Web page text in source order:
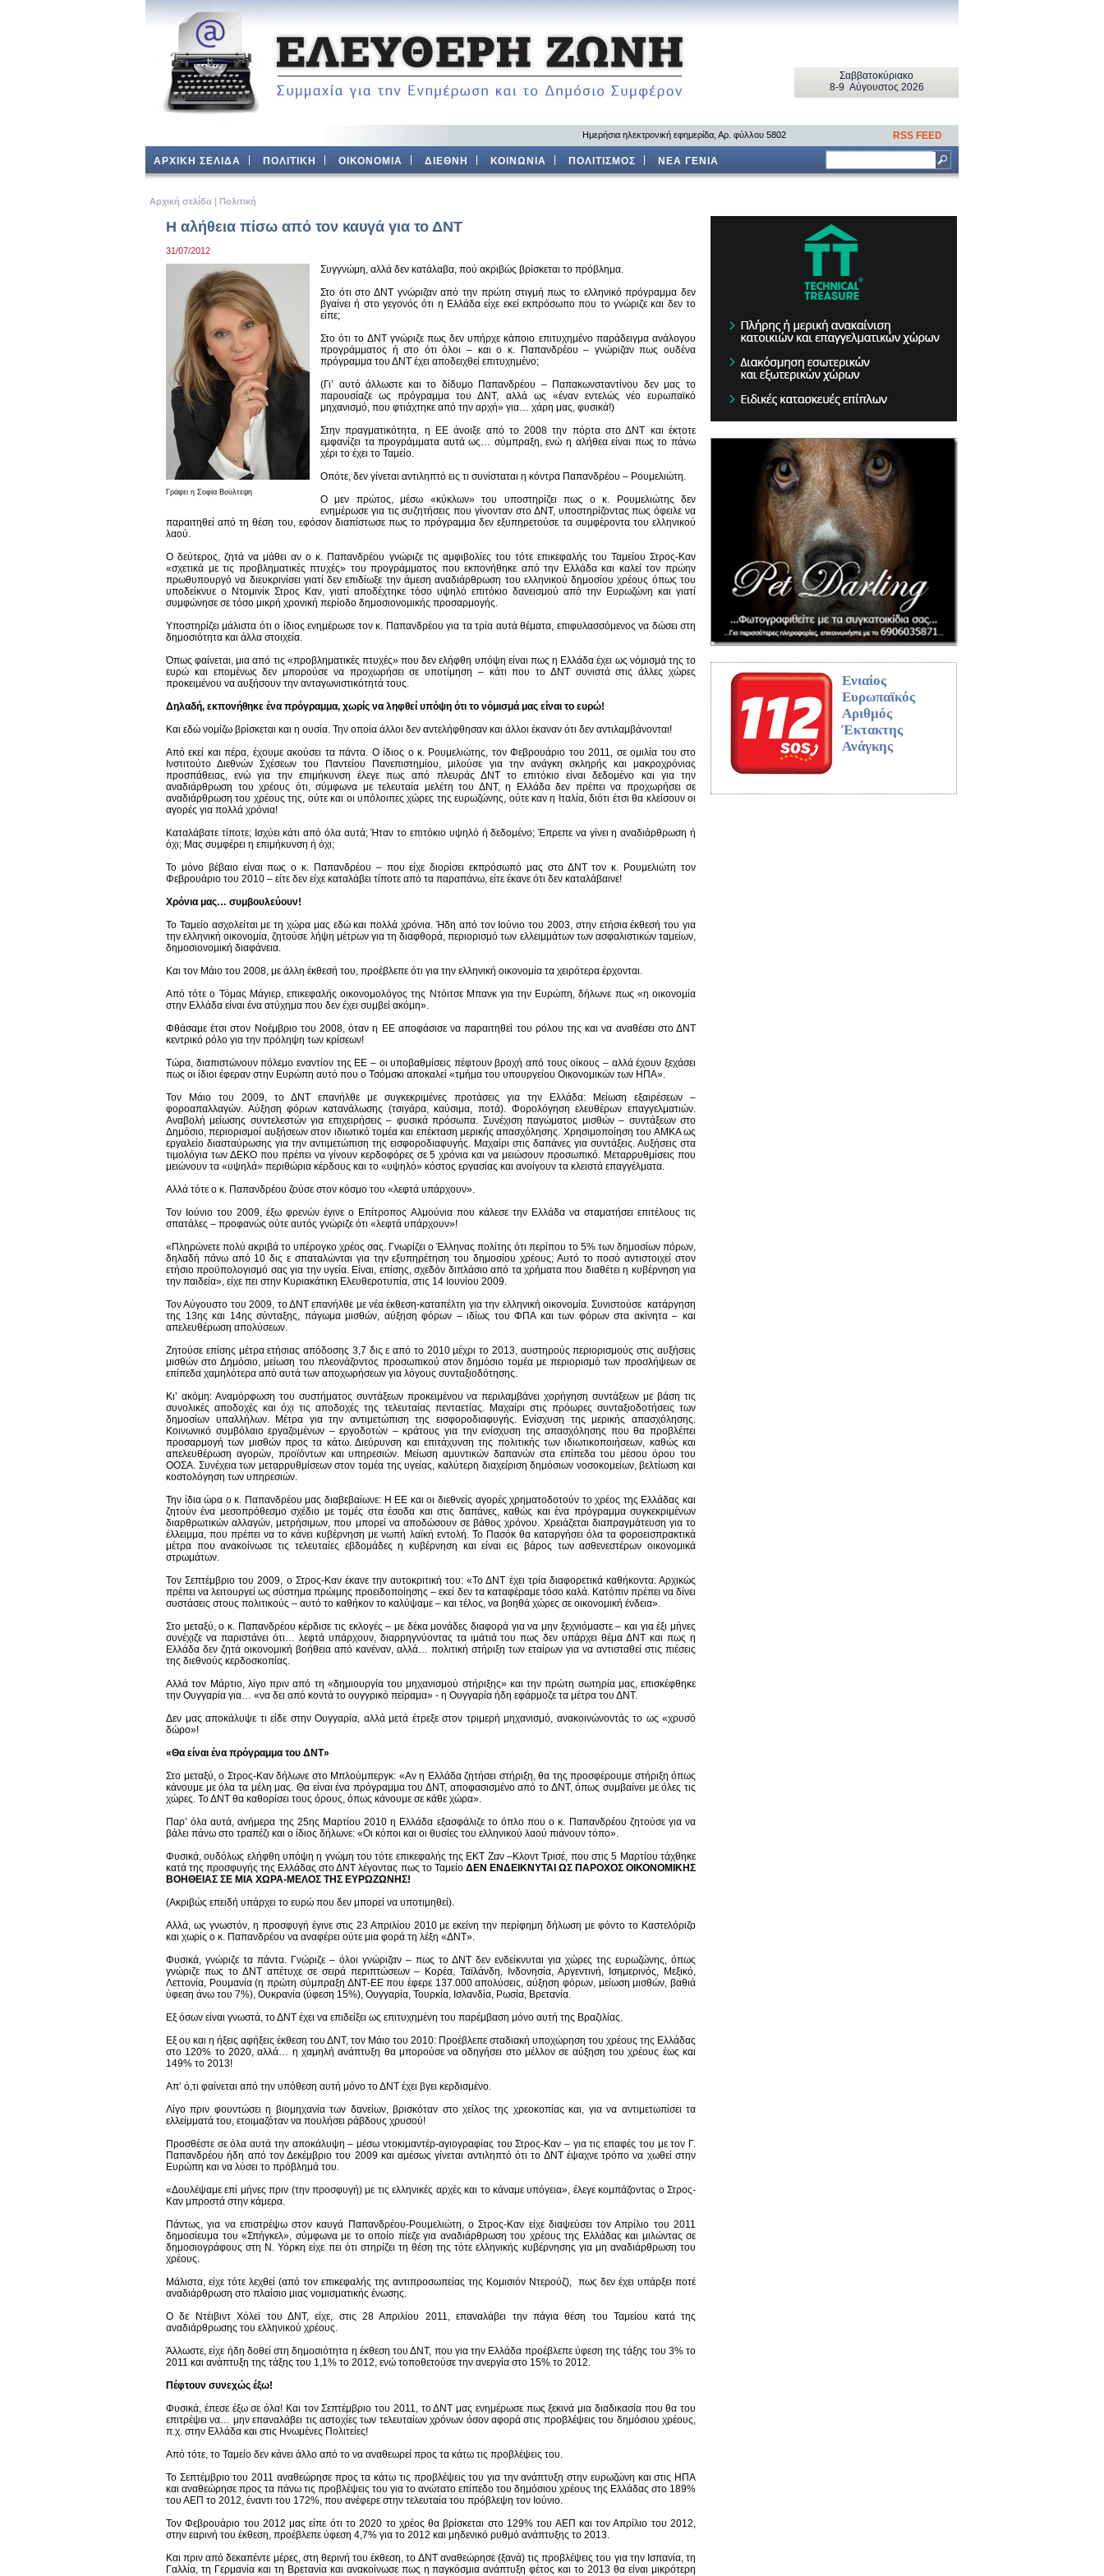
Σαββατοκύριακo
8-9 Αύγουστος 2026
Ημερήσια ηλεκτρονική εφημερίδα, Αρ. φύλλου 5802 RSS FEED
ΑΡΧΙΚΗ ΣΕΛΙΔΑ ΠΟΛΙΤΙΚΗ ΟΙΚΟΝΟΜΙΑ ΔΙΕΘΝΗ ΚΟΙΝΩΝΙΑ ΠΟΛΙΤΙΣΜΟΣ ΝΕΑ ΓΕΝΙΑ
Aρχική σελίδα | Πολιτική
Η αλήθεια πίσω από τον καυγά για το ΔΝΤ
31/07/2012
Γράφει η Σοφία Βούλτεψη
Συγγνώμη, αλλά δεν κατάλαβα, πού ακριβώς βρίσκεται το πρόβλημα.
Στο ότι στο ΔΝΤ γνώριζαν από την πρώτη στιγμή πως το ελληνικό πρόγραμμα δεν
βγαίνει ή στο γεγονός ότι η Ελλάδα είχε εκεί εκπρόσωπο που το γνώριζε και δεν το
είπε;
Στο ότι το ΔΝΤ γνώριζε πως δεν υπήρχε κάποιο επιτυχημένο παράδειγμα ανάλογου
προγράμματος ή στο ότι όλοι – και ο κ. Παπανδρέου – γνώριζαν πως ουδένα
πρόγραμμα του ΔΝΤ έχει αποδειχθεί επιτυχημένο;
(Γι’ αυτό άλλωστε και το δίδυμο Παπανδρέου – Παπακωνσταντίνου δεν μας το
παρουσίαζε ως πρόγραμμα του ΔΝΤ, αλλά ως «έναν εντελώς νέο ευρωπαϊκό
μηχανισμό, που φτιάχτηκε από την αρχή» για… χάρη μας, φυσικά!)
Στην πραγματικότητα, η ΕΕ άνοιξε από το 2008 την πόρτα στο ΔΝΤ και έκτοτε
εμφανίζει τα προγράμματα αυτά ως… σύμπραξη, ενώ η αλήθεα είναι πως το πάνω
χέρι το έχει το Ταμείο.
Οπότε, δεν γίνεται αντιληπτό εις τι συνίσταται η κόντρα Παπανδρέου – Ρουμελιώτη.
Ο μεν πρώτος, μέσω «κύκλων» του υποστηρίζει πως ο κ. Ρουμελιώτης δεν
ενημέρωσε για τις συζητήσεις που γίνονταν στο ΔΝΤ, υποστηρίζοντας πως όφειλε να
παραιτηθεί από τη θέση του, εφόσον διαπίστωσε πως το πρόγραμμα δεν εξυπηρετούσε τα συμφέροντα του ελληνικού
λαού.
Ο δεύτερος, ζητά να μάθει αν ο κ. Παπανδρέου γνώριζε τις αμφιβολίες του τότε επικεφαλής του Ταμείου Στρος-Καν
«σχετικά με τις προβληματικές πτυχές» του προγράμματος που εκπονήθηκε από την Ελλάδα και καλεί τον πρώην
πρωθυπουργό να διευκρινίσει γιατί δεν επιδίωξε την άμεση αναδιάρθρωση του ελληνικού δημοσίου χρέους όπως του
υποδείκνυε ο Ντομινίκ Στρος Καν, γιατί αποδέχτηκε τόσο υψηλό επιτόκιο δανεισμού από την Ευρωζώνη και γιατί
συμφώνησε σε τόσο μικρή χρονική περίοδο δημοσιονομικής προσαρμογής.
Υποστηρίζει μάλιστα ότι ο ίδιος ενημέρωσε τον κ. Παπανδρέου για τα τρία αυτά θέματα, επιφυλασσόμενος να δώσει στη
δημοσιότητα και άλλα στοιχεία.
Όπως φαίνεται, μια από τις «προβληματικές πτυχές» που δεν ελήφθη υπόψη είναι πως η Ελλάδα έχει ως νόμισμά της το
ευρώ και επομένως δεν μπορούσε να προχωρήσει σε υποτίμηση – κάτι που το ΔΝΤ συνιστά στις άλλες χώρες
προκειμένου να αυξήσουν την ανταγωνιστικότητά τους.
Δηλαδή, εκπονήθηκε ένα πρόγραμμα, χωρίς να ληφθεί υπόψη ότι το νόμισμά μας είναι το ευρώ!
Και εδώ νομίζω βρίσκεται και η ουσία. Την οποία άλλοι δεν αντελήφθησαν και άλλοι έκαναν ότι δεν αντιλαμβάνονται!
Από εκεί και πέρα, έχουμε ακούσει τα πάντα. Ο ίδιος ο κ. Ρουμελιώτης, τον Φεβρουάριο του 2011, σε ομιλία του στο
Ινστιτούτο Διεθνών Σχέσεων του Παντείου Πανεπιστημίου, μιλούσε για την ανάγκη σκληρής και μακροχρόνιας
προσπάθειας, ενώ για την επιμήκυνση έλεγε πως από πλευράς ΔΝΤ το επιτόκιο είναι δεδομένο και για την
αναδιάρθρωση του χρέους ότι, σύμφωνα με τελευταία μελέτη του ΔΝΤ, η Ελλάδα δεν πρέπει να προχωρήσει σε
αναδιάρθρωση του χρέους της, ούτε και οι υπόλοιπες χώρες της ευρωζώνης, ούτε καν η Ιταλία, διότι έτσι θα κλείσουν οι
αγορές για πολλά χρόνια!
Καταλάβατε τίποτε; Ισχύει κάτι από όλα αυτά; Ήταν το επιτόκιο υψηλό ή δεδομένο; Έπρεπε να γίνει η αναδιάρθρωση ή
όχι; Μας συμφέρει η επιμήκυνση ή όχι;
Το μόνο βέβαιο είναι πως ο κ. Παπανδρέου – που είχε διορίσει εκπρόσωπό μας στο ΔΝΤ τον κ. Ρουμελιώτη τον
Φεβρουάριο του 2010 – είτε δεν είχε καταλάβει τίποτε από τα παραπάνω, είτε έκανε ότι δεν καταλάβαινε!
Χρόνια μας… συμβουλεύουν!
Το Ταμείο ασχολείται με τη χώρα μας εδώ και πολλά χρόνια. Ήδη από τον Ιούνιο του 2003, στην ετήσια έκθεσή του για
την ελληνική οικονομία, ζητούσε λήψη μέτρων για τη διαφθορά, περιορισμό των ελλειμμάτων των ασφαλιστικών ταμείων,
δημοσιονομική διαφάνεια.
Και τον Μάιο του 2008, με άλλη έκθεσή του, προέβλεπε ότι για την ελληνική οικονομία τα χειρότερα έρχονται.
Από τότε ο Τόμας Μάγιερ, επικεφαλής οικονομολόγος της Ντόιτσε Μπανκ για την Ευρώπη, δήλωνε πως «η οικονομία
στην Ελλάδα είναι ένα ατύχημα που δεν έχει συμβεί ακόμη».
Φθάσαμε έτσι στον Νοέμβριο του 2008, όταν η ΕΕ αποφάσισε να παραιτηθεί του ρόλου της και να αναθέσει στο ΔΝΤ
κεντρικό ρόλο για την πρόληψη των κρίσεων!
Τώρα, διαπιστώνουν πόλεμο εναντίον της ΕΕ – οι υποβαθμίσεις πέφτουν βροχή από τους οίκους – αλλά έχουν ξεχάσει
πως οι ίδιοι έφεραν στην Ευρώπη αυτό που ο Τσόμσκι αποκαλεί «τμήμα του υπουργείου Οικονομικών των ΗΠΑ».
Τον Μάιο του 2009, το ΔΝΤ επανήλθε με συγκεκριμένες προτάσεις για την Ελλάδα: Μείωση εξαιρέσεων –
φοροαπαλλαγών. Αύξηση φόρων κατανάλωσης (τσιγάρα, καύσιμα, ποτά). Φορολόγηση ελευθέρων επαγγελματιών.
Αναβολή μείωσης συντελεστών για επιχειρήσεις – φυσικά πρόσωπα. Συνέχιση παγώματος μισθών – συντάξεων στο
Δημόσιο, περιορισμοί αυξήσεων στον ιδιωτικό τομέα και επέκταση μερικής απασχόλησης. Χρησιμοποίηση του ΑΜΚΑ ως
εργαλείο διασταύρωσης για την αντιμετώπιση της εισφοροδιαφυγής. Μαχαίρι στις δαπάνες για συντάξεις. Αυξήσεις στα
τιμολόγια των ΔΕΚΟ που πρέπει να γίνουν κερδοφόρες σε 5 χρόνια και να μειώσουν προσωπικό. Μεταρρυθμίσεις που
μειώνουν τα «υψηλά» περιθώρια κέρδους και το «υψηλό» κόστος εργασίας και ανοίγουν τα κλειστά επαγγέλματα.
Αλλά τότε ο κ. Παπανδρέου ζούσε στον κόσμο του «λεφτά υπάρχουν».
Τον Ιούνιο του 2009, έξω φρενών έγινε ο Επίτροπος Αλμούνια που κάλεσε την Ελλάδα να σταματήσει επιτέλους τις
σπατάλες – προφανώς ούτε αυτός γνώριζε ότι «λεφτά υπάρχουν»!
«Πληρώνετε πολύ ακριβά το υπέρογκο χρέος σας. Γνωρίζει ο Έλληνας πολίτης ότι περίπου το 5% των δημοσίων πόρων,
δηλαδή πάνω από 10 δις ε σπαταλώνται για την εξυπηρέτηση του δημοσίου χρέους; Αυτό το ποσό αντιστοιχεί στον
ετήσιο προϋπολογισμό σας για την υγεία. Είναι, επίσης, σχεδόν διπλάσιο από τα χρήματα που διαθέτει η κυβέρνηση για
την παιδεία», είχε πει στην Κυριακάτικη Ελευθεροτυπία, στις 14 Ιουνίου 2009.
Τον Αύγουστο του 2009, το ΔΝΤ επανήλθε με νέα έκθεση-καταπέλτη για την ελληνική οικονομία. Συνιστούσε κατάργηση
της 13ης και 14ης σύνταξης, πάγωμα μισθών, αύξηση φόρων – ιδίως του ΦΠΑ και των φόρων στα ακίνητα – και
απελευθέρωση απολύσεων.
Ζητούσε επίσης μέτρα ετήσιας απόδοσης 3,7 δις ε από το 2010 μέχρι το 2013, αυστηρούς περιορισμούς στις αυξήσεις
μισθών στο Δημόσιο, μείωση του πλεονάζοντος προσωπικού στον δημόσιο τομέα με περιορισμό των προσλήψεων σε
επίπεδα χαμηλότερα από αυτά των αποχωρήσεων για λόγους συνταξιοδότησης.
Κι’ ακόμη: Αναμόρφωση του συστήματος συντάξεων προκειμένου να περιλαμβάνει χορήγηση συντάξεων με βάση τις
συνολικές αποδοχές και όχι τις αποδοχές της τελευταίας πενταετίας. Μαχαίρι στις πρόωρες συνταξιοδοτήσεις των
δημοσίων υπαλλήλων. Μέτρα για την αντιμετώπιση της εισφοροδιαφυγής. Ενίσχυση της μερικής απασχόλησης.
Κοινωνικό συμβόλαιο εργαζομένων – εργοδοτών – κράτους για την ενίσχυση της απασχόλησης που θα προβλέπει
προσαρμογή των μισθών προς τα κάτω. Διεύρυνση και επιτάχυνση της πολιτικής των ιδιωτικοποιήσεων, καθώς και
απελευθέρωση αγορών, προϊόντων και υπηρεσιών. Μείωση αμυντικών δαπανών στα επίπεδα του μέσου όρου του
ΟΟΣΑ. Συνέχεια των μεταρρυθμίσεων στον τομέα της υγείας, καλύτερη διαχείριση δημόσιων νοσοκομείων, βελτίωση και
κοστολόγηση των υπηρεσιών.
Την ίδια ώρα ο κ. Παπανδρέου μας διαβεβαίωνε: Η ΕΕ και οι διεθνείς αγορές χρηματοδοτούν το χρέος της Ελλάδας και
ζητούν ένα μεσοπρόθεσμο σχέδιο με τομές στα έσοδα και στις δαπάνες, καθώς και ένα πρόγραμμα συγκεκριμένων
διαρθρωτικών αλλαγών, μετρήσιμων, που μπορεί να αποδώσουν σε βάθος χρόνου. Χρειάζεται διαπραγμάτευση για το
έλλειμμα, που πρέπει να το κάνει κυβέρνηση με νωπή λαϊκή εντολή. Το Πασόκ θα καταργήσει όλα τα φοροεισπρακτικά
μέτρα που ανακοίνωσε τις τελευταίες εβδομάδες η κυβέρνηση και είναι εις βάρος των ασθενεστέρων οικονομικά
στρωμάτων.
Τον Σεπτέμβριο του 2009, ο Στρος-Καν έκανε την αυτοκριτική του: «Το ΔΝΤ έχει τρία διαφορετικά καθήκοντα. Αρχικώς
πρέπει να λειτουργεί ως σύστημα πρώιμης προειδοποίησης – εκεί δεν τα καταφέραμε τόσο καλά. Κατόπιν πρέπει να δίνει
συστάσεις στους πολιτικούς – αυτό το καθήκον το καλύψαμε – και τέλος, να βοηθά χώρες σε οικονομική ένδεια».
Στο μεταξύ, ο κ. Παπανδρέου κέρδισε τις εκλογές – με δέκα μονάδες διαφορά για να μην ξεχνιόμαστε – και για έξι μήνες
συνέχιζε να παριστάνει ότι… λεφτά υπάρχουν, διαρρηγνύοντας τα ιμάτιά του πως δεν υπάρχει θέμα ΔΝΤ και πως η
Ελλάδα δεν ζητά οικονομική βοήθεια από κανέναν, αλλά… πολιτική στήριξη των εταίρων για να αντισταθεί στις πιέσεις
της διεθνούς κερδοσκοπίας.
Αλλά τον Μάρτιο, λίγο πριν από τη «δημιουργία του μηχανισμού στήριξης» και την πρώτη σωτηρία μας, επισκέφθηκε
την Ουγγαρία για… «να δει από κοντά το ουγγρικό πείραμα» - η Ουγγαρία ήδη εφάρμοζε τα μέτρα του ΔΝΤ.
Δεν μας αποκάλυψε τι είδε στην Ουγγαρία, αλλά μετά έτρεξε στον τριμερή μηχανισμό, ανακοινώνοντάς το ως «χρυσό
δώρο»!
«Θα είναι ένα πρόγραμμα του ΔΝΤ»
Στο μεταξύ, ο Στρος-Καν δήλωνε στο Μπλούμπεργκ: «Αν η Ελλάδα ζητήσει στήριξη, θα της προσφέρουμε στήριξη όπως
κάνουμε με όλα τα μέλη μας. Θα είναι ένα πρόγραμμα του ΔΝΤ, αποφασισμένο από το ΔΝΤ, όπως συμβαίνει με όλες τις
χώρες. Το ΔΝΤ θα καθορίσει τους όρους, όπως κάνουμε σε κάθε χώρα».
Παρ’ όλα αυτά, ανήμερα της 25ης Μαρτίου 2010 η Ελλάδα εξασφάλιζε το όπλο που ο κ. Παπανδρέου ζητούσε για να
βάλει πάνω στο τραπέζι και ο ίδιος δήλωνε: «Οι κόποι και οι θυσίες του ελληνικού λαού πιάνουν τόπο».
Φυσικά, ουδόλως ελήφθη υπόψη η γνώμη του τότε επικεφαλής της ΕΚΤ Ζαν –Κλοντ Τρισέ, που στις 5 Μαρτίου τάχθηκε
κατά της προσφυγής της Ελλάδας στο ΔΝΤ λέγοντας πως το Ταμείο ΔΕΝ ΕΝΔΕΙΚΝΥΤΑΙ ΩΣ ΠΑΡΟΧΟΣ ΟΙΚΟΝΟΜΙΚΗΣ
ΒΟΗΘΕΙΑΣ ΣΕ ΜΙΑ ΧΩΡΑ-ΜΕΛΟΣ ΤΗΣ ΕΥΡΩΖΩΝΗΣ!
(Ακριβώς επειδή υπάρχει το ευρώ που δεν μπορεί να υποτιμηθεί).
Αλλά, ως γνωστόν, η προσφυγή έγινε στις 23 Απριλίου 2010 με εκείνη την περίφημη δήλωση με φόντο το Καστελόριζο
και χωρίς ο κ. Παπανδρέου να αναφέρει ούτε μια φορά τη λέξη «ΔΝΤ».
Φυσικά, γνώριζε τα πάντα. Γνώριζε – όλοι γνώριζαν – πως το ΔΝΤ δεν ενδείκνυται για χώρες της ευρωζώνης, όπως
γνώριζε πως το ΔΝΤ απέτυχε σε σειρά περιπτώσεων – Κορέα, Ταϊλάνδη, Ινδονησία, Αργεντινή, Ισημερινός, Μεξικό,
Λεττονία, Ρουμανία (η πρώτη σύμπραξη ΔΝΤ-ΕΕ που έφερε 137.000 απολύσεις, αύξηση φόρων, μείωση μισθών, βαθιά
ύφεση άνω του 7%), Ουκρανία (ύφεση 15%), Ουγγαρία, Τουρκία, Ισλανδία, Ρωσία, Βρετανία.
Εξ όσων είναι γνωστά, το ΔΝΤ έχει να επιδείξει ως επιτυχημένη του παρέμβαση μόνο αυτή της Βραζιλίας.
Εξ ου και η ήξεις αφήξεις έκθεση του ΔΝΤ, τον Μάιο του 2010: Προέβλεπε σταδιακή υποχώρηση του χρέους της Ελλάδας
στο 120% το 2020, αλλά… η χαμηλή ανάπτυξη θα μπορούσε να οδηγήσει στο μέλλον σε αύξηση του χρέους έως και
149% το 2013!
Απ’ ό,τι φαίνεται από την υπόθεση αυτή μόνο το ΔΝΤ έχει βγει κερδισμένο.
Λίγο πριν φουντώσει η βιομηχανία των δανείων, βρισκόταν στο χείλος της χρεοκοπίας και, για να αντιμετωπίσει τα
ελλείμματά του, ετοιμαζόταν να πουλήσει ράβδους χρυσού!
Προσθέστε σε όλα αυτά την αποκάλυψη – μέσω ντοκιμαντέρ-αγιογραφίας του Στρος-Καν – για τις επαφές του με τον Γ.
Παπανδρέου ήδη από τον Δεκέμβριο του 2009 και αμέσως γίνεται αντιληπτό ότι το ΔΝΤ έψαχνε τρόπο να χωθεί στην
Ευρώπη και να λύσει το πρόβλημά του.
«Δουλέψαμε επί μήνες πριν (την προσφυγή) με τις ελληνικές αρχές και το κάναμε υπόγεια», έλεγε κομπάζοντας ο Στρος-
Καν μπροστά στην κάμερα.
Πάντως, για να επιστρέψω στον καυγά Παπανδρέου-Ρουμελιώτη, ο Στρος-Καν είχε διαψεύσει τον Απρίλιο του 2011
δημοσίευμα του «Σπήγκελ», σύμφωνα με το οποίο πίεζε για αναδιάρθρωση του χρέους της Ελλάδας και μιλώντας σε
δημοσιογράφους στη Ν. Υόρκη είχε πει ότι στηρίζει τη θέση της τότε ελληνικής κυβέρνησης για μη αναδιάρθρωση του
χρέους.
Μάλιστα, είχε τότε λεχθεί (από τον επικεφαλής της αντιπροσωπείας της Κομισιόν Ντερούζ), πως δεν έχει υπάρξει ποτέ
αναδιάρθρωση στο πλαίσιο μιας νομισματικής ένωσης.
Ο δε Ντέιβιντ Χόλεϊ του ΔΝΤ, είχε, στις 28 Απριλίου 2011, επαναλάβει την πάγια θέση του Ταμείου κατά της
αναδιάρθρωσης του ελληνικού χρέους.
Άλλωστε, είχε ήδη δοθεί στη δημοσιότητα η έκθεση του ΔΝΤ, που για την Ελλάδα προέβλεπε ύφεση της τάξης του 3% το
2011 και ανάπτυξη της τάξης του 1,1% το 2012, ενώ τοποθετούσε την ανεργία στο 15% το 2012.
Πέφτουν συνεχώς έξω!
Φυσικά, έπεσε έξω σε όλα! Και τον Σεπτέμβριο του 2011, το ΔΝΤ μας ενημέρωσε πως ξεκινά μια διαδικασία που θα του
επιτρέψει να… μην επαναλάβει τις αστοχίες των τελευταίων χρόνων όσον αφορά στις προβλέψεις του δημόσιου χρέους,
π.χ. στην Ελλάδα και στις Ηνωμένες Πολιτείες!
Από τότε, το Ταμείο δεν κάνει άλλο από το να αναθεωρεί προς τα κάτω τις προβλέψεις του.
Το Σεπτέμβριο του 2011 αναθεώρησε προς τα κάτω τις προβλέψεις του για την ανάπτυξη στην ευρωζώνη και στις ΗΠΑ
και αναθεώρησε προς τα πάνω τις προβλέψεις του για το ανώτατο επίπεδο του δημόσιου χρέους της Ελλάδας στο 189%
του ΑΕΠ το 2012, έναντι του 172%, που ανέφερε στην τελευταία του πρόβλεψη τον Ιούνιο.
Τον Φεβρουάριο του 2012 μας είπε ότι το 2020 το χρέος θα βρίσκεται στο 129% του ΑΕΠ και τον Απρίλιο του 2012,
στην εαρινή του έκθεση, προέβλεπε ύφεση 4,7% για το 2012 και μηδενικό ρυθμό ανάπτυξης το 2013.
Και πριν από δεκαπέντε μέρες, στη θερινή του έκθεση, το ΔΝΤ αναθεώρησε (ξανά) τις προβλέψεις του για την Ισπανία, τη
Γαλλία, τη Γερμανία και τη Βρετανία και ανακοίνωσε πως η παγκόσμια ανάπτυξη φέτος και το 2013 θα είναι μικρότερη
Ενιαίος
Ευρωπαϊκός
Αριθμός
Έκτακτης
Ανάγκης